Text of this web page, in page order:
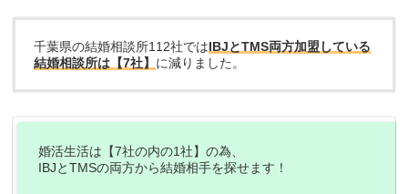
千葉県の結婚相談所112社ではIBJとTMS両方加盟している
結婚相談所は【7社】 に減りました。
婚活生活は【7社の内の1社】の為、
IBJとTMSの両方から結婚相手を探せます！